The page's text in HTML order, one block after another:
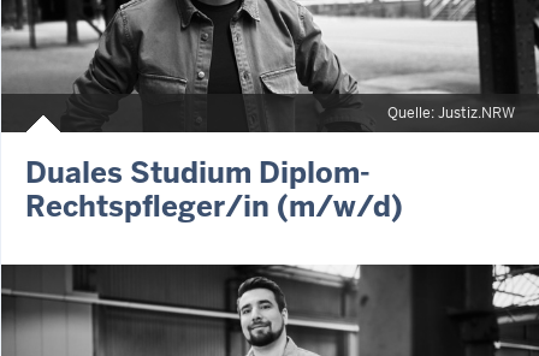
Quelle: Justiz.NRW
Duales Studium Diplom-
Rechtspfleger/in (m/w/d)